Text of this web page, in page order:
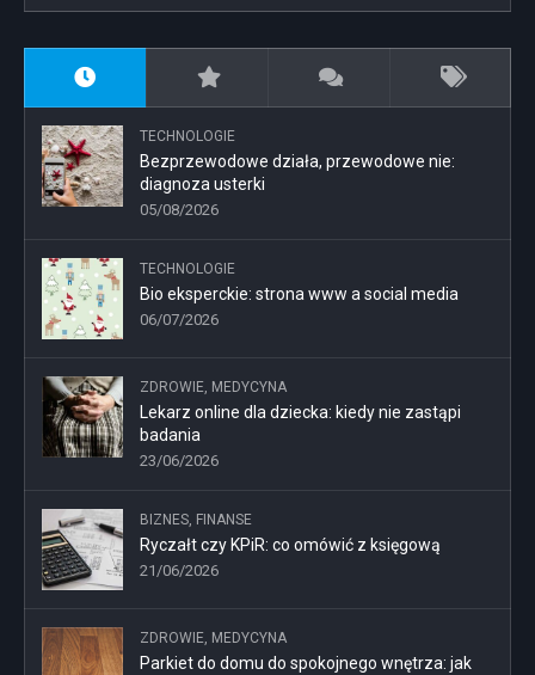
TECHNOLOGIE
Bezprzewodowe działa, przewodowe nie:
diagnoza usterki
05/08/2026
TECHNOLOGIE
Bio eksperckie: strona www a social media
06/07/2026
ZDROWIE, MEDYCYNA
Lekarz online dla dziecka: kiedy nie zastąpi
badania
23/06/2026
BIZNES, FINANSE
Ryczałt czy KPiR: co omówić z księgową
21/06/2026
ZDROWIE, MEDYCYNA
Parkiet do domu do spokojnego wnętrza: jak